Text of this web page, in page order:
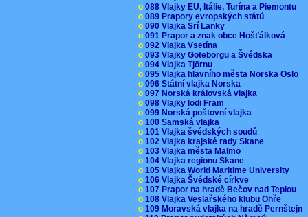
o 088 Vlajky EU, Itálie, Turína a Piemontu
o 089 Prapory evropských států
o 090 Vlajka Srí Lanky
o 091 Prapor a znak obce Hošťálková
o 092 Vlajka Vsetína
o 093 Vlajky Göteborgu a Švédska
o 094 Vlajka Tjörnu
o 095 Vlajka hlavního města Norska Oslo
o 096 Státní vlajka Norska
o 097 Norská královská vlajka
o 098 Vlajky lodi Fram
o 099 Norská poštovní vlajka
o 100 Samská vlajka
o 101 Vlajka švédských soudů
o 102 Vlajka krajské rady Skane
o 103 Vlajka města Malmö
o 104 Vlajka regionu Skane
o 105 Vlajka World Maritime University
o 106 Vlajka Švédské církve
o 107 Prapor na hradě Bečov nad Teplou
o 108 Vlajka Veslařského klubu Ohře
o 109 Moravská vlajka na hradě Pernštejn